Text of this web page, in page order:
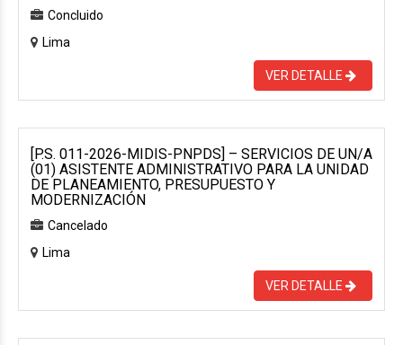
Concluido
Lima
VER DETALLE
[P.S. 011-2026-MIDIS-PNPDS] – SERVICIOS DE UN/A
(01) ASISTENTE ADMINISTRATIVO PARA LA UNIDAD
DE PLANEAMIENTO, PRESUPUESTO Y
MODERNIZACIÓN
Cancelado
Lima
VER DETALLE